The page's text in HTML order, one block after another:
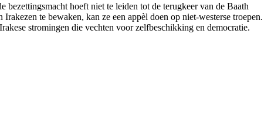
hoeft niet te leiden tot de terugkeer van de Baath
te bewaken, kan ze een appèl doen op niet-westerse troepen.
stromingen die vechten voor zelfbeschikking en democratie.